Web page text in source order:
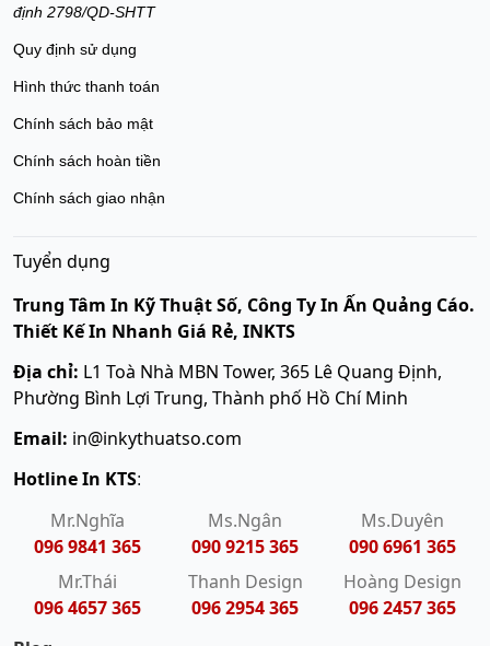
định 2798/QD-SHTT
Quy định sử dụng
Hình thức thanh toán
Chính sách bảo mật
Chính sách hoàn tiền
Chính sách giao nhận
Tuyển dụng
Trung Tâm In Kỹ Thuật Số, Công Ty In Ấn Quảng Cáo.
Thiết Kế In Nhanh Giá Rẻ, INKTS
Địa chỉ: L1 Toà Nhà MBN Tower, 365 Lê Quang Định,
Phường Bình Lợi Trung, Thành phố Hồ Chí Minh
Email: in@inkythuatso.com
Hotline In KTS:
Mr.Nghĩa
096 9841 365
Ms.Ngân
090 9215 365
Ms.Duyên
090 6961 365
Mr.Thái
096 4657 365
Thanh Design
096 2954 365
Hoàng Design
096 2457 365